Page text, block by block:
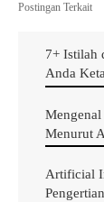
Postingan Terkait
7+ Istilah
Anda
Menurut
Artificial